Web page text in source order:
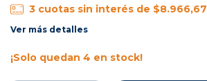
3 cuotas sin interés de $8.966,67
Ver más detalles
¡Solo quedan 4 en stock!